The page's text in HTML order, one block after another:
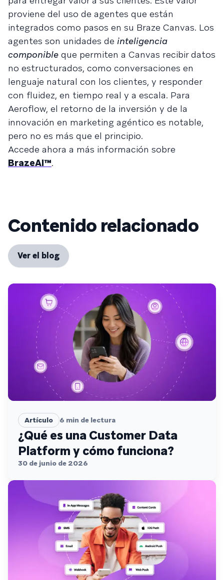
proviene del uso de agentes que están
integrados como pasos en su Braze Canvas. Los
agentes son unidades de inteligencia
componible que permiten a Canvas recibir datos
no estructurados, como conversaciones en
lenguaje natural con los clientes, y responder
con fluidez, en tiempo real y a escala. Para
Aeroflow, el retorno de la inversión y de la
innovación en marketing agéntico es notable,
pero no es más que el principio.
Accede ahora a más información sobre
BrazeAI™.
Contenido relacionado
Ver el blog
Artículo 6 min de lectura
¿Qué es una Customer Data
Platform y cómo funciona?
30 de junio de 2026